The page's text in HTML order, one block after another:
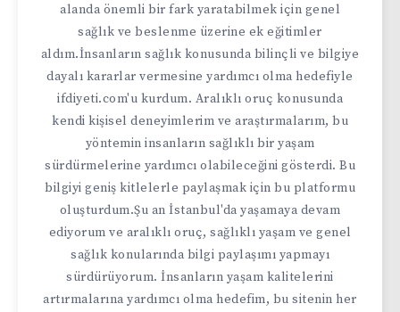
alanda önemli bir fark yaratabilmek için genel
sağlık ve beslenme üzerine ek eğitimler
aldım.İnsanların sağlık konusunda bilinçli ve bilgiye
dayalı kararlar vermesine yardımcı olma hedefiyle
ifdiyeti.com'u kurdum. Aralıklı oruç konusunda
kendi kişisel deneyimlerim ve araştırmalarım, bu
yöntemin insanların sağlıklı bir yaşam
sürdürmelerine yardımcı olabileceğini gösterdi. Bu
bilgiyi geniş kitlelerle paylaşmak için bu platformu
oluşturdum.Şu an İstanbul'da yaşamaya devam
ediyorum ve aralıklı oruç, sağlıklı yaşam ve genel
sağlık konularında bilgi paylaşımı yapmayı
sürdürüyorum. İnsanların yaşam kalitelerini
artırmalarına yardımcı olma hedefim, bu sitenin her